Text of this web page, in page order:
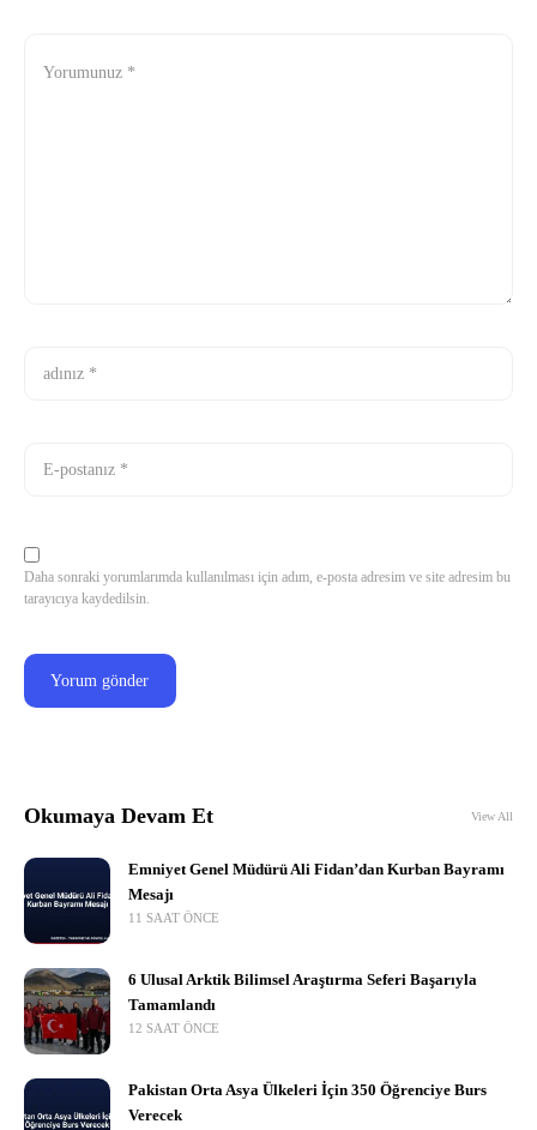
Daha sonraki yorumlarımda kullanılması için adım, e-posta adresim ve site adresim bu
tarayıcıya kaydedilsin.
Okumaya Devam Et View All
Emniyet Genel Müdürü Ali Fidan’dan Kurban Bayramı
Mesajı
11 SAAT ÖNCE
6 Ulusal Arktik Bilimsel Araştırma Seferi Başarıyla
Tamamlandı
12 SAAT ÖNCE
Pakistan Orta Asya Ülkeleri İçin 350 Öğrenciye Burs
Verecek